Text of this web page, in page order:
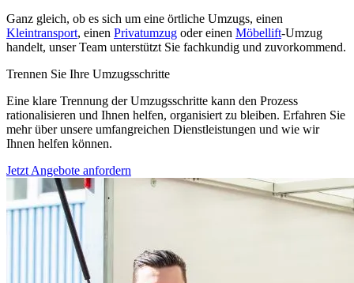
Ganz gleich, ob es sich um eine örtliche Umzugs, einen
Kleintransport, einen Privatumzug oder einen Möbellift-Umzug
handelt, unser Team unterstützt Sie fachkundig und zuvorkommend.
Trennen Sie Ihre Umzugsschritte
Eine klare Trennung der Umzugsschritte kann den Prozess
rationalisieren und Ihnen helfen, organisiert zu bleiben. Erfahren Sie
mehr über unsere umfangreichen Dienstleistungen und wie wir
Ihnen helfen können.
Jetzt Angebote anfordern